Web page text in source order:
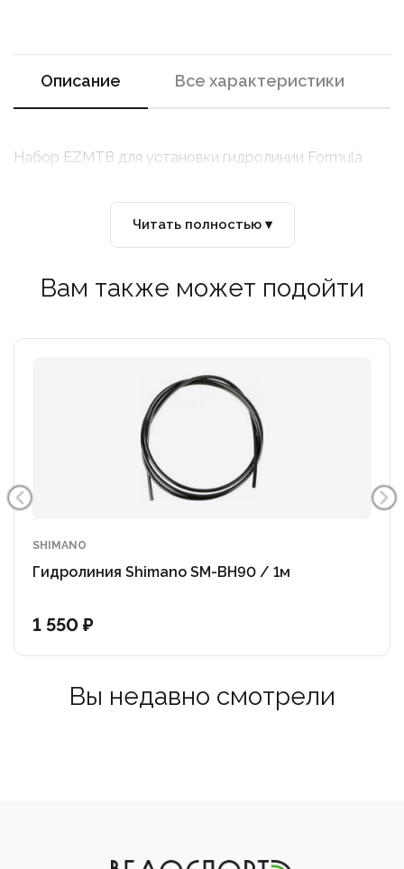
Описание Все характеристики
Набор EZMTB для установки гидролинии Formula
Читать полностью ▾
Вам также может подойти
SHIMANO
Гидролиния Shimano SM-BH90 / 1м
1 550 ₽
Вы недавно смотрели